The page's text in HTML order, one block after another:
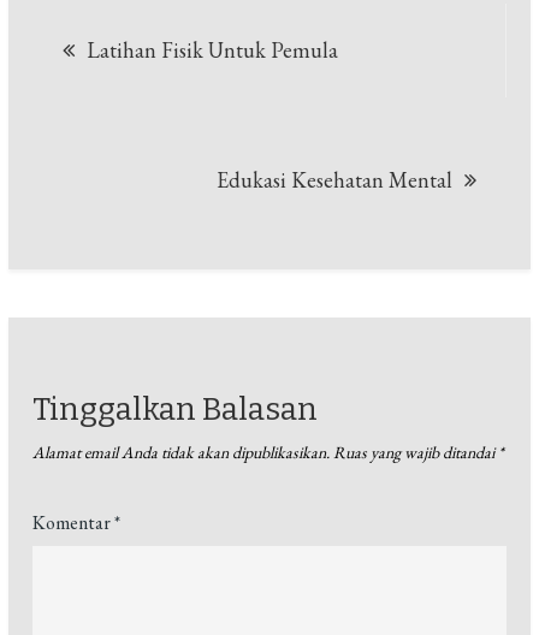
Latihan Fisik Untuk Pemula
Edukasi Kesehatan Mental
Tinggalkan Balasan
Alamat email Anda tidak akan dipublikasikan.Ruas yang wajib ditandai*
Komentar*